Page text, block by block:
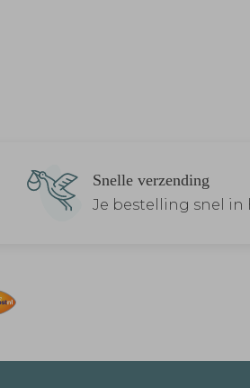
Snelle verzending
Je bestelling snel in